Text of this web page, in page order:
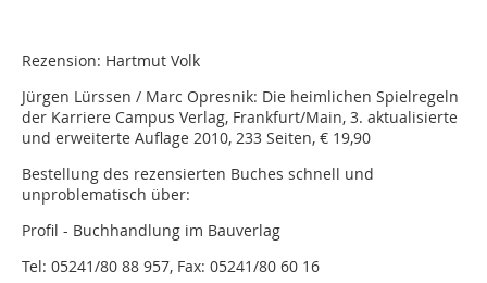
Rezension: Hartmut Volk
Jürgen Lürssen / Marc Opresnik: Die heimlichen Spielregeln
der Karriere Campus Verlag, Frankfurt/Main, 3. aktualisierte
und erweiterte Auflage 2010, 233 Seiten, € 19,90
Bestellung des rezensierten Buches schnell und
unproblematisch über:
Profil - Buchhandlung im Bauverlag
Tel: 05241/80 88 957, Fax: 05241/80 60 16